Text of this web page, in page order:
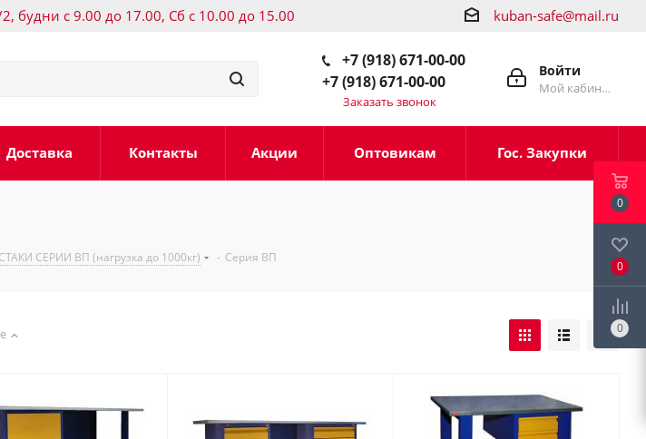
2, будни с 9.00 до 17.00, Сб с 10.00 до 15.00 kuban-safe@mail.ru
Войти
Мой кабинет
+7 (918) 671-00-00
+7 (918) 671-00-00
Заказать звонок
Доставка Контакты Акции Оптовикам Гос. Закупки
СЕРИИ ВП (нагрузка до 1000кг) - Серия ВП
0
0
0